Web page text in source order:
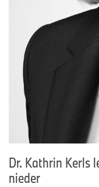
Dr. Kathrin Kerls
nieder